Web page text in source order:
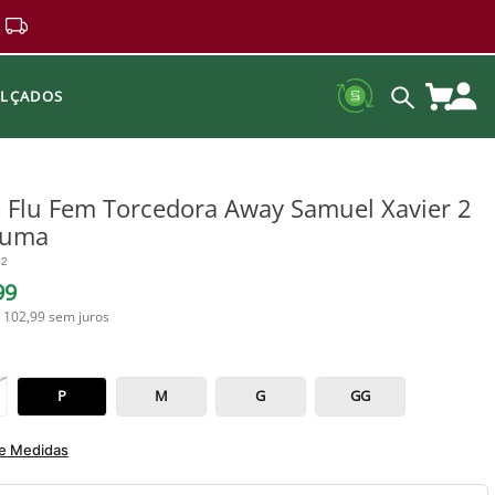
Flu Fem Torcedora Away Samuel Xavier 2
102,99sem juros
P M G GG
Medidas